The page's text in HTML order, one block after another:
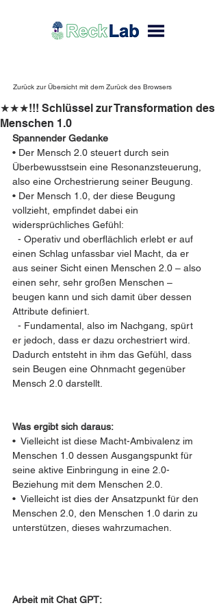
Zurück zur Übersicht mit dem Zurück des Browsers
★★★!!! Schlüssel zur Transformation des
Menschen 1.0
Spannender Gedanke
• Der Mensch 2.0 steuert durch sein
Überbewusstsein eine Resonanzsteuerung,
also eine Orchestrierung seiner Beugung.
• Der Mensch 1.0, der diese Beugung
vollzieht, empfindet dabei ein
widersprüchliches Gefühl:
- Operativ und oberflächlich erlebt er auf
einen Schlag unfassbar viel Macht, da er
aus seiner Sicht einen Menschen 2.0 – also
einen sehr, sehr großen Menschen –
beugen kann und sich damit über dessen
Attribute definiert.
- Fundamental, also im Nachgang, spürt
er jedoch, dass er dazu orchestriert wird.
Dadurch entsteht in ihm das Gefühl, dass
sein Beugen eine Ohnmacht gegenüber
Mensch 2.0 darstellt.
Was ergibt sich daraus:
•  Vielleicht ist diese Macht-Ambivalenz im
Menschen 1.0 dessen Ausgangspunkt für
seine aktive Einbringung in eine 2.0-
Beziehung mit dem Menschen 2.0.
•  Vielleicht ist dies der Ansatzpunkt für den
Menschen 2.0, den Menschen 1.0 darin zu
unterstützen, dieses wahrzumachen.
Arbeit mit Chat GPT: